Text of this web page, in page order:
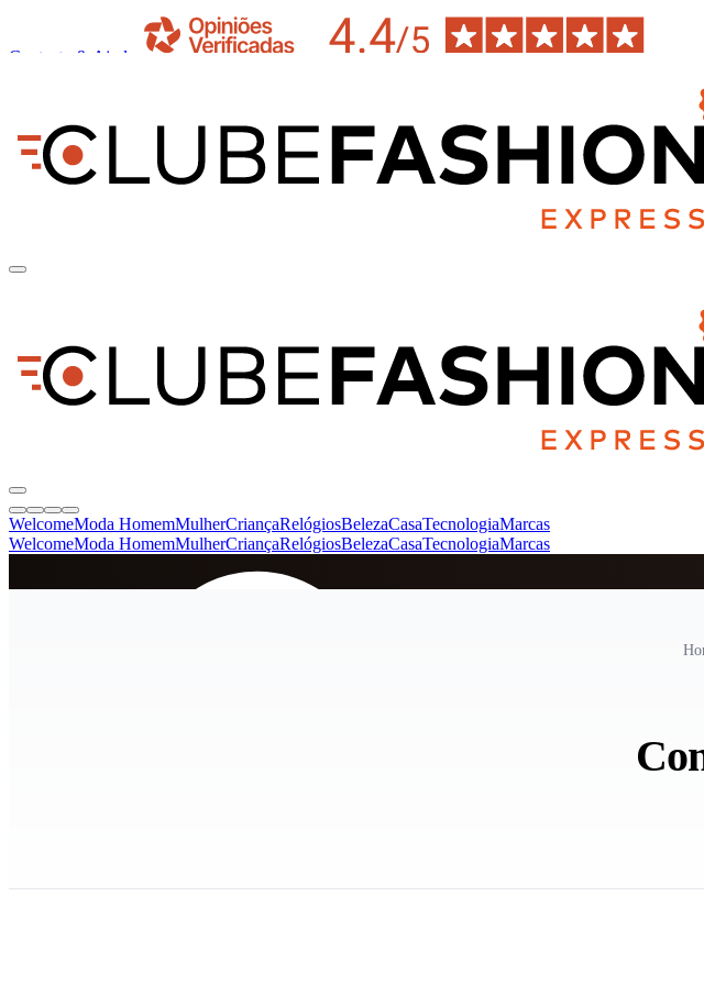
Contacto & Ajuda
WelcomeModa HomemMulherCriançaRelógiosBelezaCasaTecnologiaMarcas
WelcomeModa HomemMulherCriançaRelógiosBelezaCasaTecnologiaMarcas